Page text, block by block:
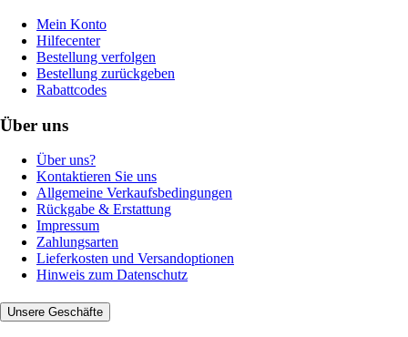
Mein Konto
Hilfecenter
Bestellung verfolgen
Bestellung zurückgeben
Rabattcodes
Über uns
Über uns?
Kontaktieren Sie uns
Allgemeine Verkaufsbedingungen
Rückgabe & Erstattung
Impressum
Zahlungsarten
Lieferkosten und Versandoptionen
Hinweis zum Datenschutz
Unsere Geschäfte